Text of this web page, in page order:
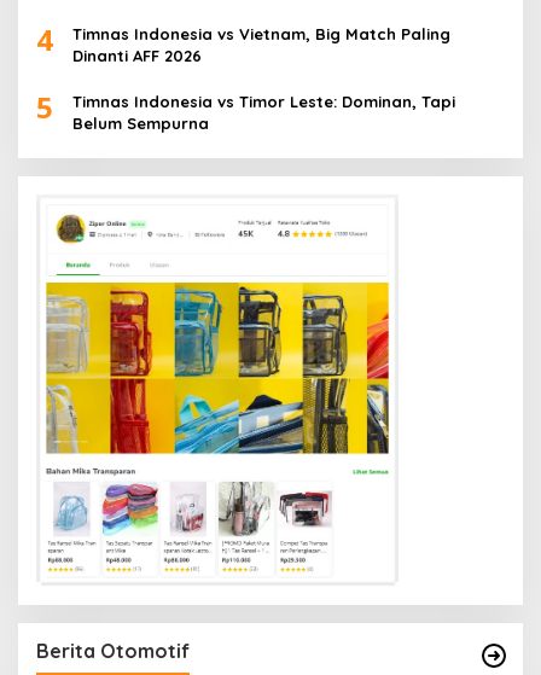
4
Timnas Indonesia vs Vietnam, Big Match Paling
Dinanti AFF 2026
5
Timnas Indonesia vs Timor Leste: Dominan, Tapi
Belum Sempurna
Berita Otomotif